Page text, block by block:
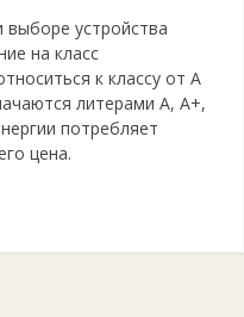
выборе устройства
на класс
к классу от A
литерами А, А+,
потребляет
цена.